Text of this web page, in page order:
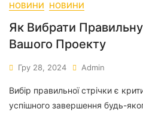
НОВИНИ НОВИНИ
Як Вибрати
Вашого Проекту
Гру 28, 2024 Admin
Вибір правильної стрічки є
успішного завершення будь-